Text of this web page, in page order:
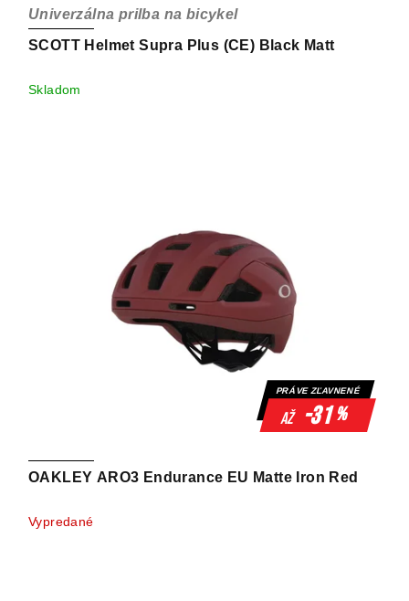
SCOTT Helmet Supra Plus (CE) Black Matt
Univerzálna prilba na bicykel
Skladom
PRÁVE ZĽAVNENÉ
až -31%
OAKLEY ARO3 Endurance EU Matte Iron Red
Vypredané